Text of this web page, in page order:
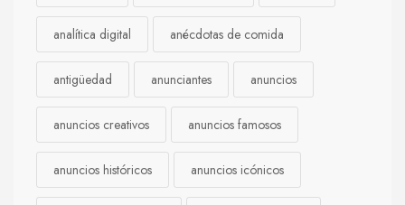
analítica digital anécdotas de comida
antigüedad anunciantes anuncios
anuncios creativos anuncios famosos
anuncios históricos anuncios icónicos